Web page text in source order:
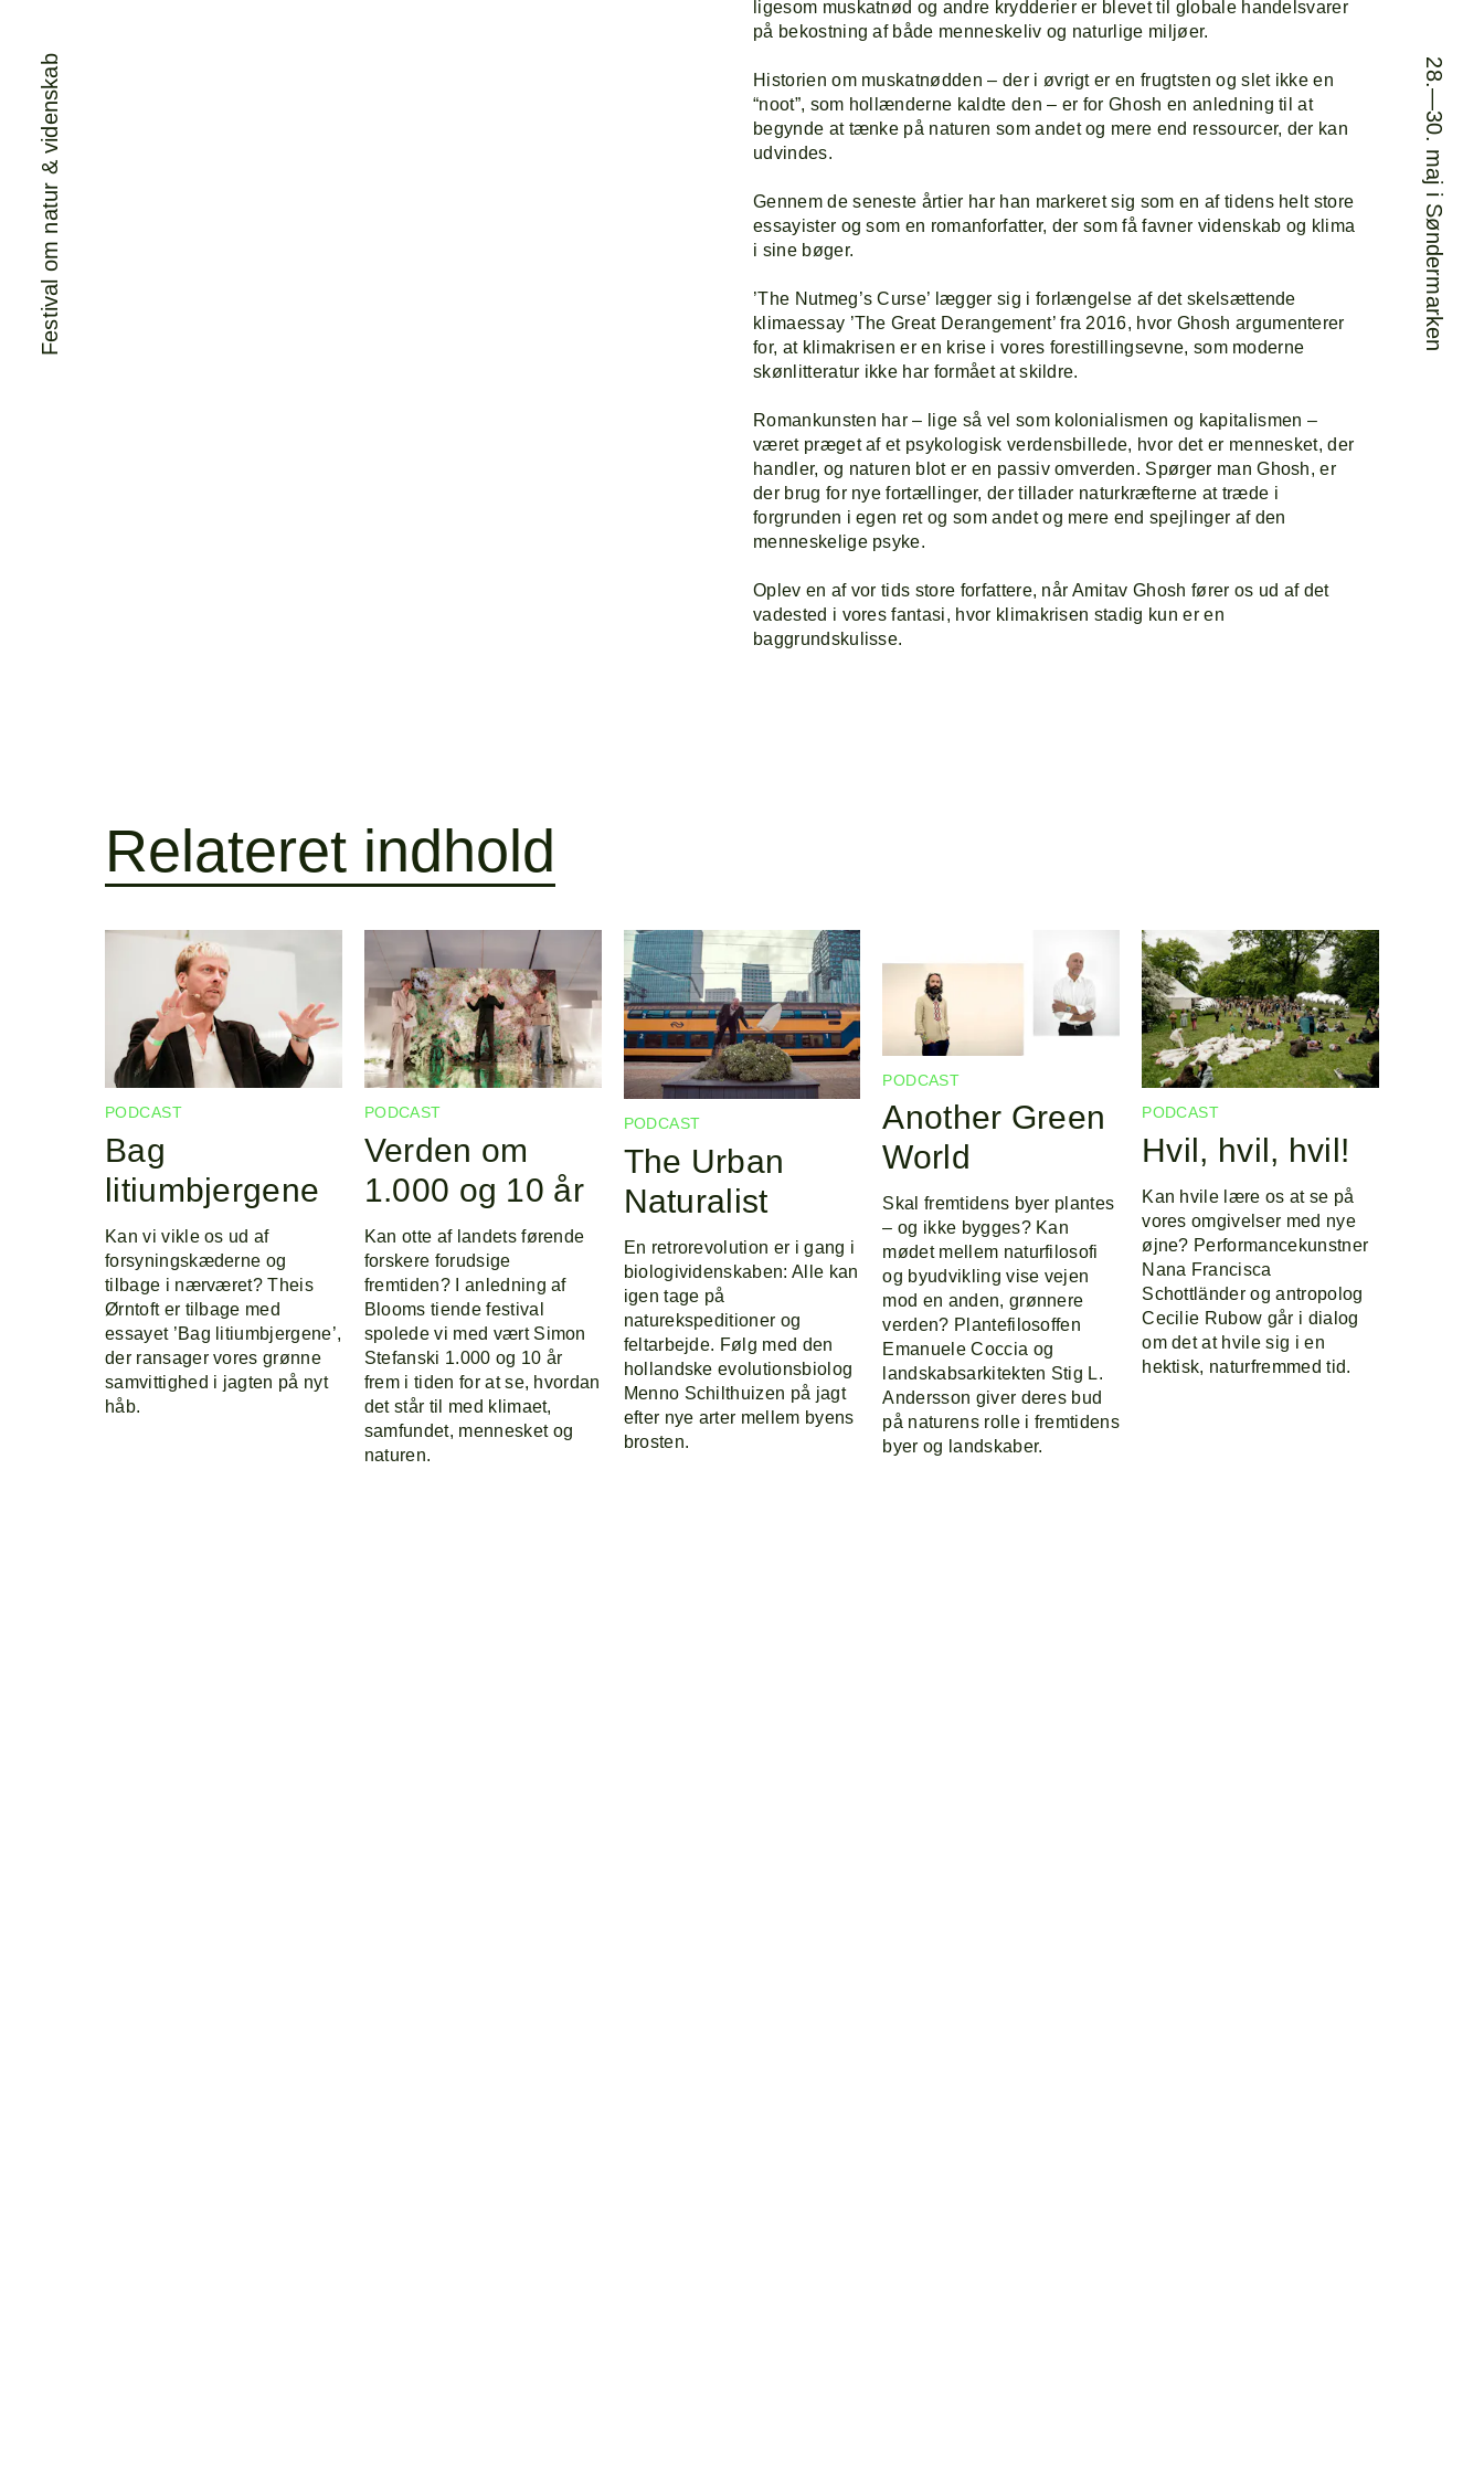
Forside
Program
Line-up
Om
Festival om natur & videnskab 28.—30. maj i Søndermarken
ligesom muskatnød og andre krydderier er blevet til globale handelsvarer
på bekostning af både menneskeliv og naturlige miljøer.
Historien om muskatnødden – der i øvrigt er en frugtsten og slet ikke en
“noot”, som hollænderne kaldte den – er for Ghosh en anledning til at
begynde at tænke på naturen som andet og mere end ressourcer, der kan
udvindes.
Gennem de seneste årtier har han markeret sig som en af tidens helt store
essayister og som en romanforfatter, der som få favner videnskab og klima
i sine bøger.
’The Nutmeg’s Curse’ lægger sig i forlængelse af det skelsættende
klimaessay ’The Great Derangement’ fra 2016, hvor Ghosh argumenterer
for, at klimakrisen er en krise i vores forestillingsevne, som moderne
skønlitteratur ikke har formået at skildre.
Romankunsten har – lige så vel som kolonialismen og kapitalismen –
været præget af et psykologisk verdensbillede, hvor det er mennesket, der
handler, og naturen blot er en passiv omverden. Spørger man Ghosh, er
der brug for nye fortællinger, der tillader naturkræfterne at træde i
forgrunden i egen ret og som andet og mere end spejlinger af den
menneskelige psyke.
Oplev en af vor tids store forfattere, når Amitav Ghosh fører os ud af det
vadested i vores fantasi, hvor klimakrisen stadig kun er en
baggrundskulisse.
Relateret indhold
PODCAST
Bag
litiumbjergene
Kan vi vikle os ud af
forsyningskæderne og
tilbage i nærværet? Theis
Ørntoft er tilbage med
essayet ’Bag litiumbjergene’,
der ransager vores grønne
samvittighed i jagten på nyt
håb.
PODCAST
Verden om
1.000 og 10 år
Kan otte af landets førende
forskere forudsige
fremtiden? I anledning af
Blooms tiende festival
spolede vi med vært Simon
Stefanski 1.000 og 10 år
frem i tiden for at se, hvordan
det står til med klimaet,
samfundet, mennesket og
naturen.
PODCAST
The Urban
Naturalist
En retrorevolution er i gang i
biologividenskaben: Alle kan
igen tage på
naturekspeditioner og
feltarbejde. Følg med den
hollandske evolutionsbiolog
Menno Schilthuizen på jagt
efter nye arter mellem byens
brosten.
PODCAST
Another Green
World
Skal fremtidens byer plantes
– og ikke bygges? Kan
mødet mellem naturfilosofi
og byudvikling vise vejen
mod en anden, grønnere
verden? Plantefilosoffen
Emanuele Coccia og
landskabsarkitekten Stig L.
Andersson giver deres bud
på naturens rolle i fremtidens
byer og landskaber.
PODCAST
Hvil, hvil, hvil!
Kan hvile lære os at se på
vores omgivelser med nye
øjne? Performancekunstner
Nana Francisca
Schottländer og antropolog
Cecilie Rubow går i dialog
om det at hvile sig i en
hektisk, naturfremmed tid.